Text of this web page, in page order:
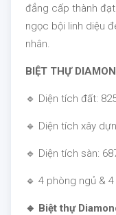
đẳng cấp thành
ngọc bội linh diệu
nhân.
BIỆT THỰ
🔹 Diện tích đất:
🔹 Diện tích xây
🔹 Diện tích sàn:
🔹 4 phòng ngủ &
🔹 Biệt thự